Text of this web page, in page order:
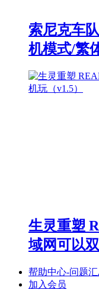
索尼克车
机模式/繁
生灵重塑
域网可以
帮助中心-问题汇
加入会员